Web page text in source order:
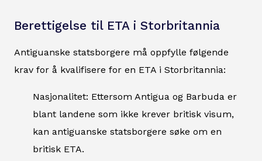
Berettigelse til ETA i Storbritannia
Antiguanske statsborgere må oppfylle følgende
krav for å kvalifisere for en ETA i Storbritannia:
Nasjonalitet: Ettersom Antigua og Barbuda er
blant landene som ikke krever britisk visum,
kan antiguanske statsborgere søke om en
britisk ETA.